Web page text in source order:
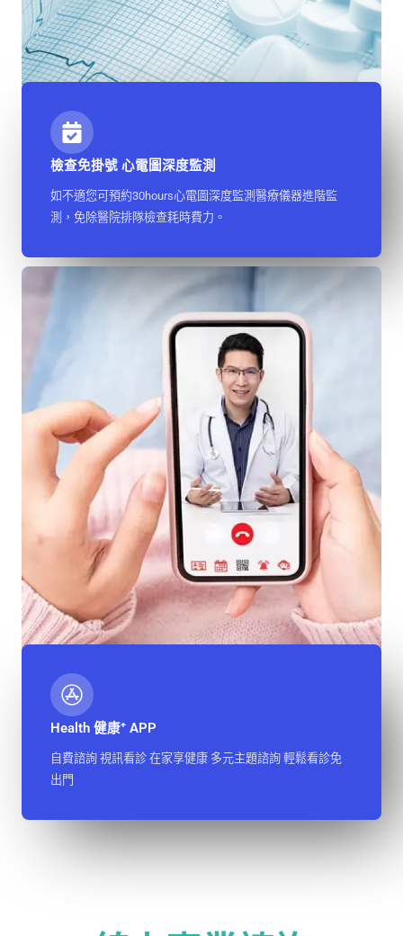
檢查免掛號 心電圖深度監測
如不適您可預約30hours心電圖深度監測醫療儀器進階監
測，免除醫院排隊檢查耗時費力。
Health 健康+ APP
自費諮詢 視訊看診 在家享健康 多元主題諮詢 輕鬆看診免
出門